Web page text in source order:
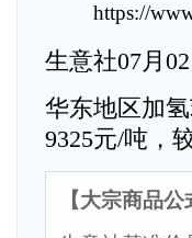
https://
生意社07月
华东地区加
9325元/吨，
【大宗商品公